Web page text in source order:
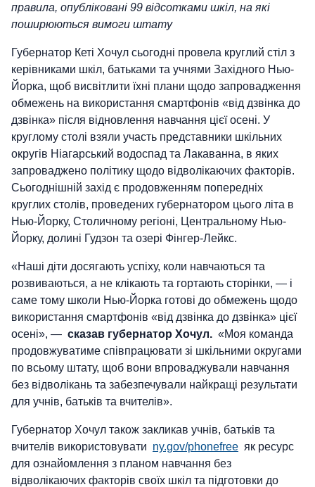
правила, опубліковані 99 відсотками шкіл, на які
поширюються вимоги штату
Губернатор Кеті Хочул сьогодні провела круглий стіл з
керівниками шкіл, батьками та учнями Західного Нью-
Йорка, щоб висвітлити їхні плани щодо запровадження
обмежень на використання смартфонів «від дзвінка до
дзвінка» після відновлення навчання цієї осені. У
круглому столі взяли участь представники шкільних
округів Ніагарський водоспад та Лакаванна, в яких
запроваджено політику щодо відволікаючих факторів.
Сьогоднішній захід є продовженням попередніх
круглих столів, проведених губернатором цього літа в
Нью-Йорку, Столичному регіоні, Центральному Нью-
Йорку, долині Гудзон та озері Фінгер-Лейкс.
«Наші діти досягають успіху, коли навчаються та
розвиваються, а не клікають та гортають сторінки, — і
саме тому школи Нью-Йорка готові до обмежень щодо
використання смартфонів «від дзвінка до дзвінка» цієї
осені», — сказав губернатор Хочул. «Моя команда
продовжуватиме співпрацювати зі шкільними округами
по всьому штату, щоб вони впроваджували навчання
без відволікань та забезпечували найкращі результати
для учнів, батьків та вчителів».
Губернатор Хочул також закликав учнів, батьків та
вчителів використовувати ny.gov/phonefree як ресурс
для ознайомлення з планом навчання без
відволікаючих факторів своїх шкіл та підготовки до